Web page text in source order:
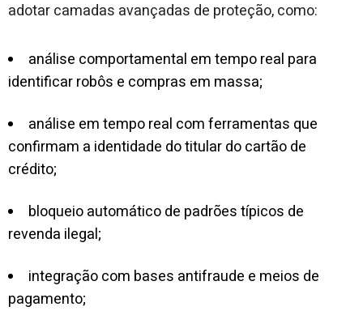
adotar camadas avançadas de proteção, como:
análise comportamental em tempo real para
identificar robôs e compras em massa;
análise em tempo real com ferramentas que
confirmam a identidade do titular do cartão de
crédito;
bloqueio automático de padrões típicos de
revenda ilegal;
integração com bases antifraude e meios de
pagamento;